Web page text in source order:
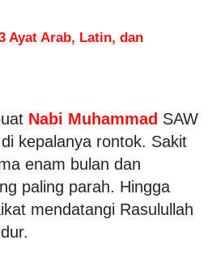
Ayat Arab, Latin, dan
Nabi Muhammad SAW
kepalanya rontok. Sakit
enam bulan dan
paling parah. Hingga
mendatangi Rasulullah